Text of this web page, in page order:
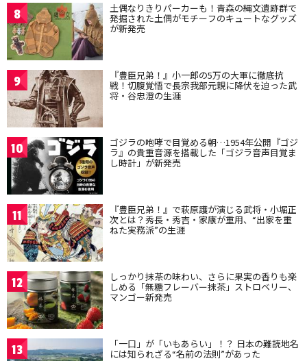
8 土偶なりきりパーカーも！青森の縄文遺跡群で
発掘された土偶がモチーフのキュートなグッズ
が新発売
9 『豊臣兄弟！』小一郎の5万の大軍に徹底抗
戦！切腹覚悟で長宗我部元親に降伏を迫った武
将・谷忠澄の生涯
10 ゴジラの咆哮で目覚める朝…1954年公開『ゴジ
ラ』の貴重音源を搭載した「ゴジラ音声目覚ま
し時計」が新発売
11 『豊臣兄弟！』で萩原護が演じる武将・小堀正
次とは？秀長・秀吉・家康が重用、“出家を重
ねた実務派”の生涯
12 しっかり抹茶の味わい、さらに果実の香りも楽
しめる「無糖フレーバー抹茶」ストロベリー、
マンゴー新発売
13 「一口」が「いもあらい」！？ 日本の難読地名
には知られざる“名前の法則”があった